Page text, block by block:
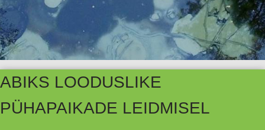
ABIKS LOODUSLIKE
PÜHAPAIKADE LEIDMISEL